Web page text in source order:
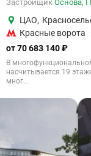
Застройщик Основа,
ЦАО,
Красные ворота
от 70 683 140 ₽
В
насчитывается 19
мног...